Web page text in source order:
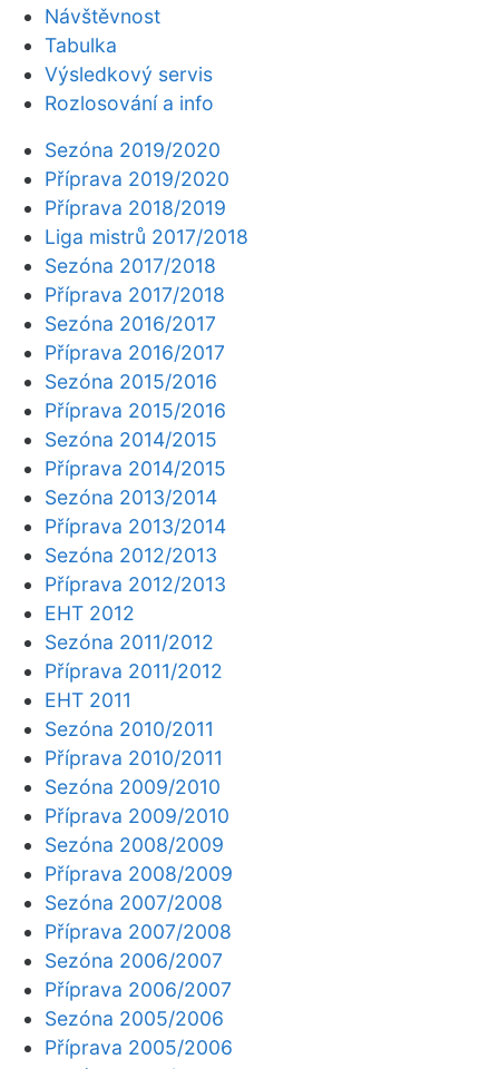
Návštěvnost
Tabulka
Výsledkový servis
Rozlosování a info
Sezóna 2019/2020
Příprava 2019/2020
Příprava 2018/2019
Liga mistrů 2017/2018
Sezóna 2017/2018
Příprava 2017/2018
Sezóna 2016/2017
Příprava 2016/2017
Sezóna 2015/2016
Příprava 2015/2016
Sezóna 2014/2015
Příprava 2014/2015
Sezóna 2013/2014
Příprava 2013/2014
Sezóna 2012/2013
Příprava 2012/2013
EHT 2012
Sezóna 2011/2012
Příprava 2011/2012
EHT 2011
Sezóna 2010/2011
Příprava 2010/2011
Sezóna 2009/2010
Příprava 2009/2010
Sezóna 2008/2009
Příprava 2008/2009
Sezóna 2007/2008
Příprava 2007/2008
Sezóna 2006/2007
Příprava 2006/2007
Sezóna 2005/2006
Příprava 2005/2006